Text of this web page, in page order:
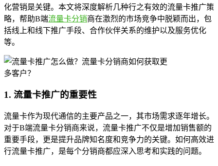
化营销是关键。本文将深度解析几种行之有效的流量卡推广策
略，帮助B端流量卡分销商在激烈的市场竞争中脱颖而出，包
括线上和线下推广手段、合作伙伴关系的维护以及服务优化
等。
1. 流量卡推广的重要性
流量卡作为现代通信的主要产品之一，其市场需求逐年增长。
对于B端流量卡分销商来说，流量卡推广不仅是增加销售额的
重要手段，更是提升品牌知名度和竞争力的关键。如何高效进
行流量卡推广，是每个分销商都应深入思考和实践的问题。